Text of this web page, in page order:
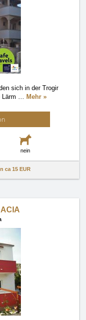
sich in der Trogir
… Mehr »
nein
ca 15 EUR